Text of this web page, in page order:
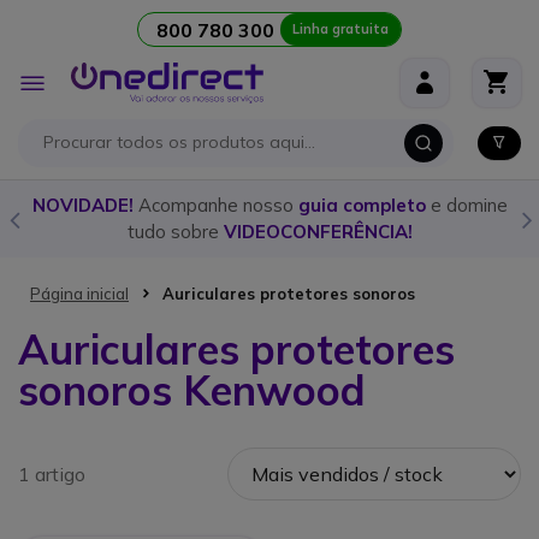
800 780 300 Linha gratuita
Alternar
Nav
NOVIDADE! Acompanhe nosso guia completoe domine
tudo sobre VIDEOCONFERÊNCIA!
Página inicial Auriculares protetores sonoros
Auriculares protetores
sonoros Kenwood
1 artigo